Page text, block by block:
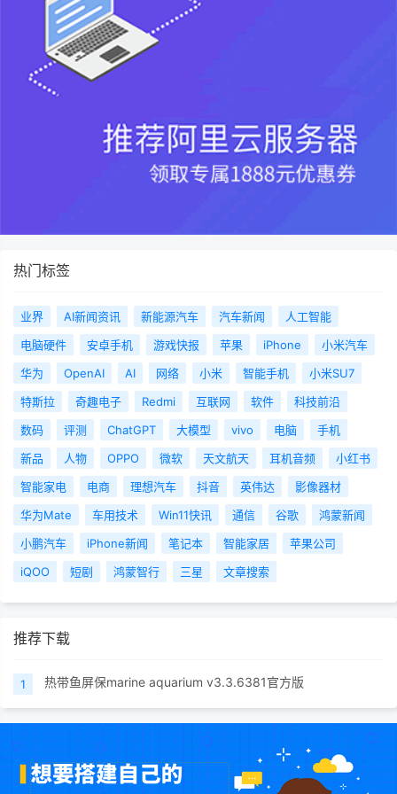
热门标签
业界 AI新闻资讯 新能源汽车 汽车新闻
人工智能
电脑硬件
安卓手机 游戏快报 苹果 iPhone
小米汽车
华为
OpenAI AI 网络 小米 智能手机
小米SU7
特斯拉
奇趣电子 Redmi 互联网 软件
科技前沿
数码
评测 ChatGPT 大模型 vivo 电脑
手机
新品
人物 OPPO 微软 天文航天 耳机音频
小红书
智能家电
电商 理想汽车 抖音 英伟达
影像器材
华为Mate
车用技术 Win11快讯 通信 谷歌
鸿蒙新闻
小鹏汽车
iPhone新闻 笔记本 智能家居
苹果公司
iQOO
短剧 鸿蒙智行 三星 文章搜索
推荐下载
1 热带鱼屏保marine aquarium v3.3.6381官方版